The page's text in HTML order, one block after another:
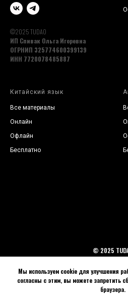
©2025 TUDAO
ИП Спивак Ольга Игоревна
ОГРНИП 325774600399139
ИНН 7720078485887
Китайский язык
Все материалы
Онлайн
Офлайн
Бесплатно
© 2025
Back to top
Мы используем cookie для улучшения
согласны с этим, вы можете запретить
браузера.